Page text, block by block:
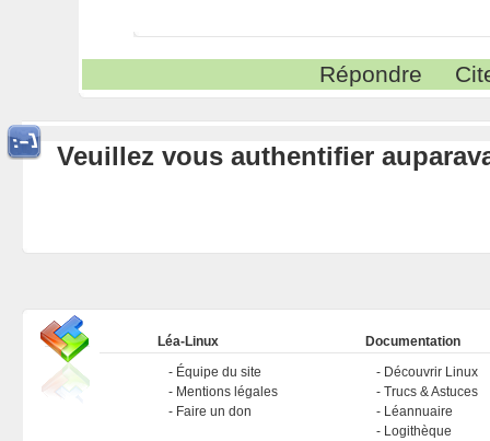
Répondre
Veuillez vous authentifier
Léa-Linux
Équipe du site
Mentions légales
Faire un don
Documentation
Découvrir Linux
Trucs & Astuces
Léannuaire
Logithèque